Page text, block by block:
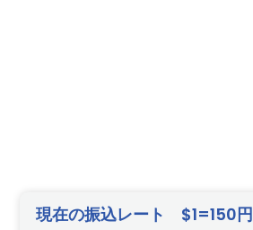
現在の振込レート $1=150円